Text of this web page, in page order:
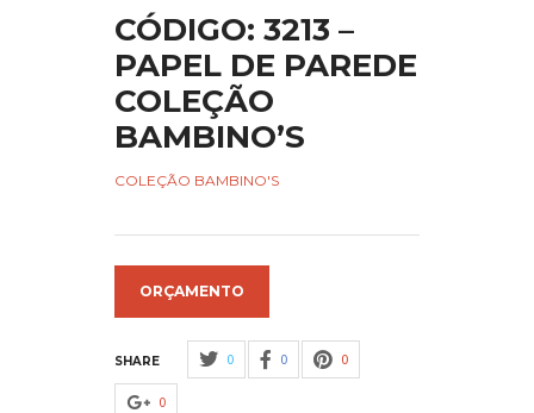
CÓDIGO: 3213 –
PAPEL DE PAREDE
COLEÇÃO
BAMBINO’S
COLEÇÃO BAMBINO'S
ORÇAMENTO
SHARE 0 0 0
0